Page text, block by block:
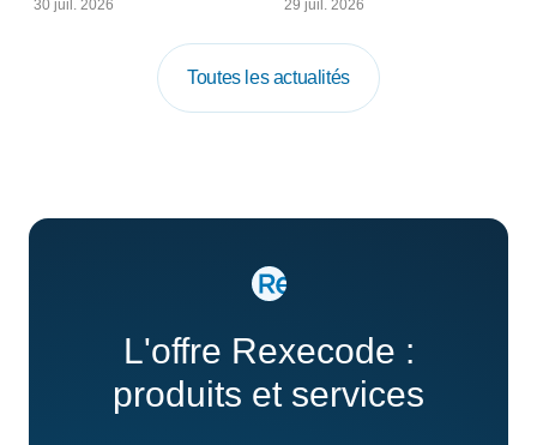
30 juil. 2026 29 juil. 2026
Toutes les actualités
L'offre Rexecode :
produits et services